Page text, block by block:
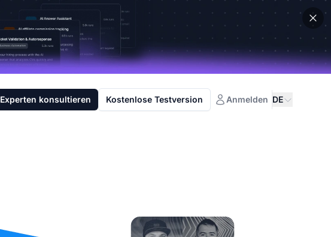
Experten konsultieren Kostenlose Testversion Anmelden DE